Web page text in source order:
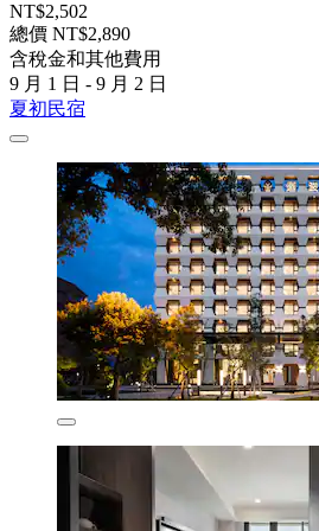
NT$2,502
總價 NT$2,890
含稅金和其他費用
9 月 1 日 - 9 月 2 日
夏初民宿